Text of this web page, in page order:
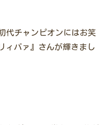
代チャンピオンにはお笑
ィバァ』さんが輝きまし